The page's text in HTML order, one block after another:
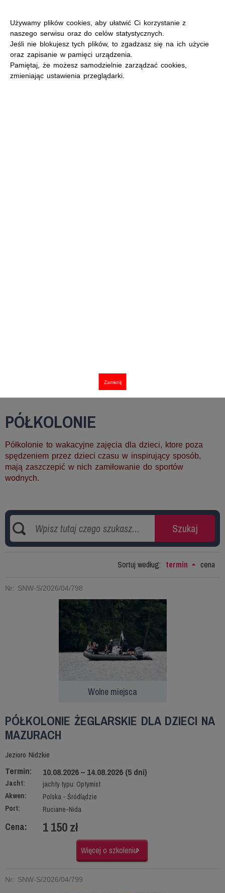
Zamknij
Używamy plików cookies, aby ułatwić Ci korzystanie z
naszego serwisu oraz do celów statystycznych.
Jeśli nie blokujesz tych plików, to zgadzasz się na ich użycie
oraz zapisanie w pamięci urządzenia.
Pamiętaj, że możesz samodzielnie zarządzać cookies,
zmieniając ustawienia przeglądarki.
MENU
PÓŁKOLONIE
Półkolonie to wakacyjne zajęcia dla dzieci, ktore poza
spędzeniem przez dzieci czasu w inspirujący sposób,
mają zaszczepić w nich zamiłowanie do sportów
wodnych.
Sortuj według: termin cena
Nr: SNW-S/2026/04/798
Wolne miejsca
PÓŁKOLONIE ŻEGLARSKIE DLA DZIECI NA
MAZURACH
Jezioro Nidzkie
Termin: 10.08.2026 – 14.08.2026 (5 dni)
Jacht:
jachty typu: Optymist
Akwen:
Polska - Śródlądzie
Port:
Ruciane-Nida
Cena: 1 150 zł
Więcej o szkoleniu
Nr: SNW-S/2026/04/799